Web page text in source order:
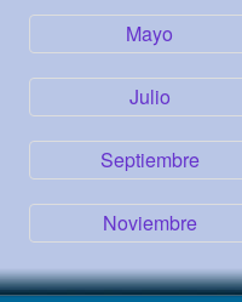
Mayo
Julio
Septiembre
Noviembre